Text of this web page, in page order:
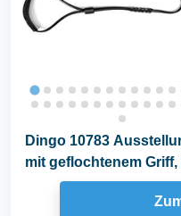
Dingo 10783
mit geflochtenem